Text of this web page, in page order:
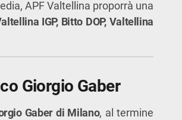
APF Valtellina proporrà una
IGP, Bitto DOP, Valtellina
Giorgio Gaber
Gaber di Milano, al termine